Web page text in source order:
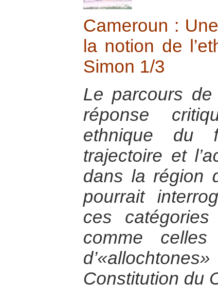
Cameroun :
la notion de
Simon 1/3
Le parcours
réponse
ethnique du
trajectoire et
dans la région
pourrait
ces
comme celles
Constitution du